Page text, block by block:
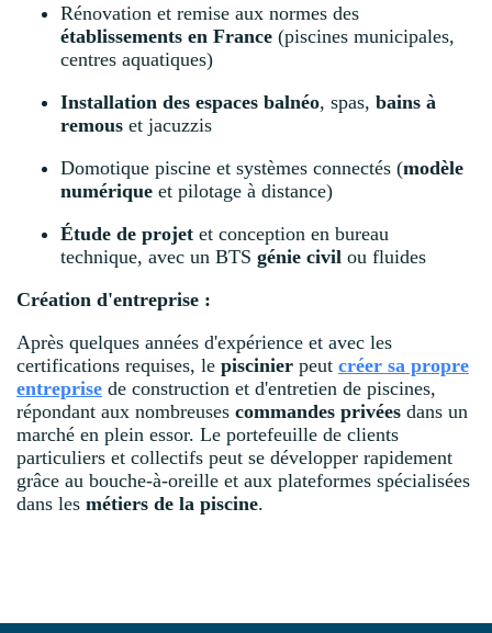
Rénovation et remise aux normes des
établissements en France (piscines municipales,
centres aquatiques)
Installation des espaces balnéo, spas, bains à
remous et jacuzzis
Domotique piscine et systèmes connectés (modèle
numérique et pilotage à distance)
Étude de projet et conception en bureau
technique, avec un BTS génie civil ou fluides
Création d'entreprise :
Après quelques années d'expérience et avec les
certifications requises, le piscinier peut créer sa propre
entreprise de construction et d'entretien de piscines,
répondant aux nombreuses commandes privées dans un
marché en plein essor. Le portefeuille de clients
particuliers et collectifs peut se développer rapidement
grâce au bouche-à-oreille et aux plateformes spécialisées
dans les métiers de la piscine.